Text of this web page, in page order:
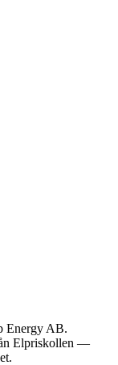
Energy AB.
Elpriskollen —